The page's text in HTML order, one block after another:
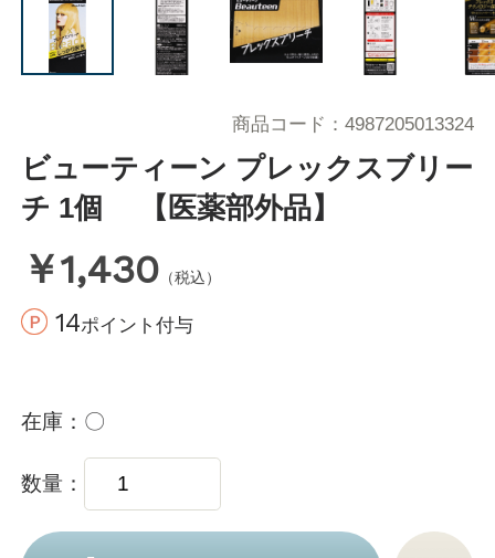
ビューティーン プレックスブリー
チ 1個 【医薬部外品】
￥1,430 （税込）
14ポイント付与
商品コード 4987205013324
在庫 〇
数量